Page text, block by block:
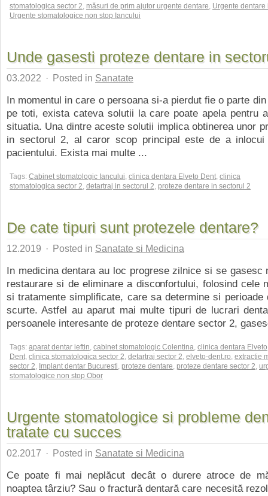
stomatologica sector 2, măsuri de prim ajutor urgente dentare, Urgente dentare
Urgente stomatologice non stop Iancului
Unde gasesti proteze dentare in
03.2022 · Posted in Sanatate
In momentul in care o persoana si-a pierdut fie o parte
pe toti, exista cateva solutii la care poate apela pentru
situatia. Una dintre aceste solutii implica obtinerea unor
in sectorul 2, al caror scop principal este de a
pacientului. Exista mai multe ...
Tags: Cabinet stomatologic Iancului, clinica dentara Elveto Dent, clinica
stomatologica sector 2, detartraj in sectorul 2, proteze dentare in sectorul 2
De cate tipuri sunt protezele dentare?
12.2019 · Posted in Sanatate si Medicina
In medicina dentara au loc progrese zilnice si se gasesc
restaurare si de eliminare a disconfortului, folosind cele
si tratamente simplificate, care sa determine si perioade
scurte. Astfel au aparut mai multe tipuri de lucrari
persoanele interesante de proteze dentare sector 2,
Tags: aparat dentar ieftin, cabinet stomatologic Colentina, clinica dentara Elveto
Dent, clinica stomatologica sector 2, detartraj sector 2, elveto-dent.ro, extractie
sector 2, Implant dentar Bucuresti, proteze dentare, proteze dentare sector 2,
stomatologice non stop Obor
Urgente stomatologice si probleme
tratate cu succes
02.2017 · Posted in Sanatate si Medicina
Ce poate fi mai neplăcut decât o durere atroce de
noaptea târziu? Sau o fractură dentară care necesită